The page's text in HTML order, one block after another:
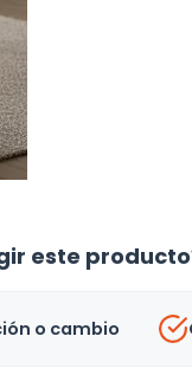
este
o cambio